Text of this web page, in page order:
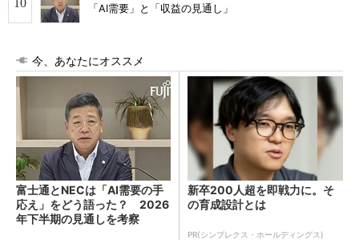
「AI需要」と「収益の見通し」
今、あなたにオススメ
富士通とNECは「AI需要の手
応え」をどう語った？ 2026
年下半期の見通しを考察
新卒200人超を即戦力に。そ
の育成設計とは
PR(シンプレクス・ホールディングス)